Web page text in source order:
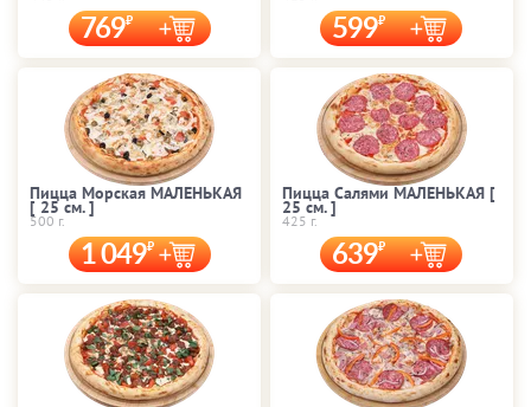
769 599
Пицца Морская МАЛЕНЬКАЯ
[ 25 cм. ]
500 г.
1 049
Пицца Салями МАЛЕНЬКАЯ [
25 cм. ]
425 г.
639